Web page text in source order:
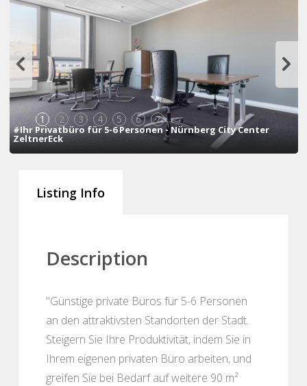
1 2 3 4 5 6 7
#Ihr Privatbüro für 5-6 Personen - Nürnberg City Center
ZeltnerEck
Listing Info
Description
"Günstige private Büros für 5-6 Personen
an den attraktivsten Standorten der Stadt.
Steigern Sie Ihre Produktivität, indem Sie in
Ihrem eigenen privaten Büro arbeiten, und
greifen Sie bei Bedarf auf weitere 90 m²